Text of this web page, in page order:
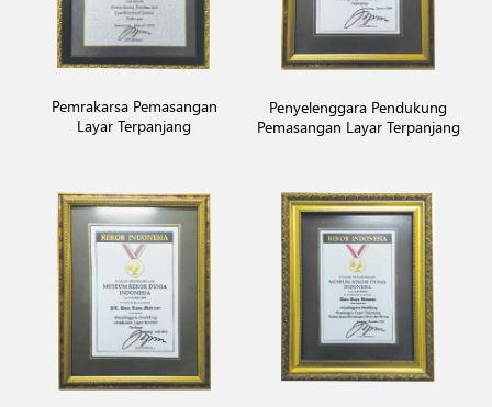
Pemrakarsa Pemasangan
Layar Terpanjang
Penyelenggara Pendukung
Pemasangan Layar Terpanjang